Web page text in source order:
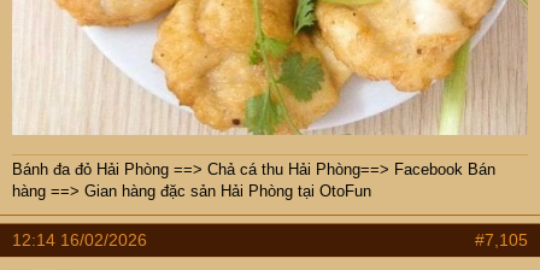
Bánh đa đỏ Hải Phòng ==> Chả cá thu Hải Phòng==> Facebook Bán
hàng ==> Gian hàng đặc sản Hải Phòng tại OtoFun
12:14 16/02/2026 #7,105